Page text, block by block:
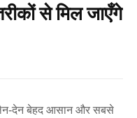
से मिल जाएँगे
देन बेहद आसान और सबसे